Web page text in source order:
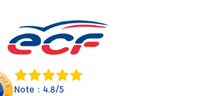
Note : 4.8/5